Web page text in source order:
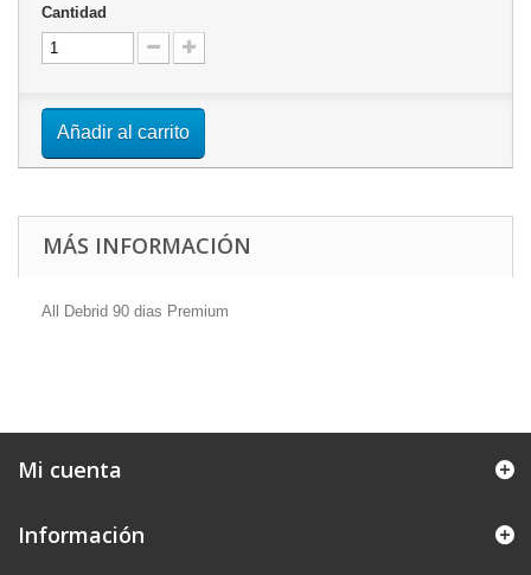
Cantidad
Añadir al carrito
MÁS INFORMACIÓN
All Debrid 90 dias Premium
Mi cuenta
Información